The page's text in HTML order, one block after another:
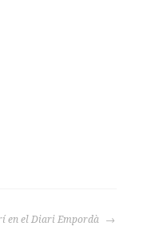
en el Diari Empordà